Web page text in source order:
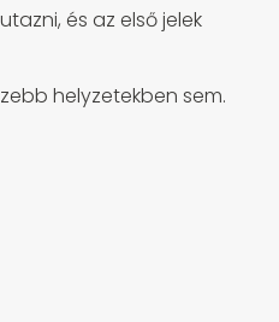
és az első jelek
helyzetekben sem.